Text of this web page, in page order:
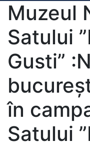
Muzeul
Satului
Gusti”
în
Satului